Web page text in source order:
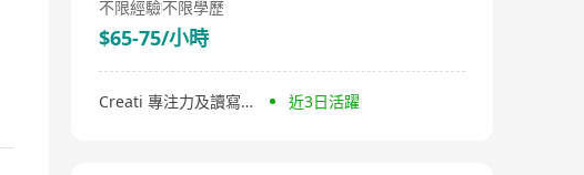
不限經驗不限學歷
$65-75/小時
Creati 專注力及讀寫中心 近3日活躍